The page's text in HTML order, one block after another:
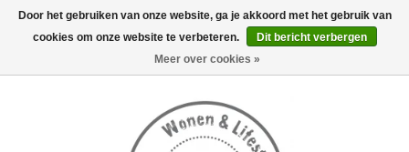
0 Artikelen - €0,00
Door het gebruiken van onze website, ga je akkoord met het gebruik van
cookies om onze website te verbeteren.
Dit bericht verbergen
Meer over cookies »